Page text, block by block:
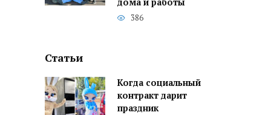
дома и работы
386
Статьи
Когда социальный
контракт дарит
праздник